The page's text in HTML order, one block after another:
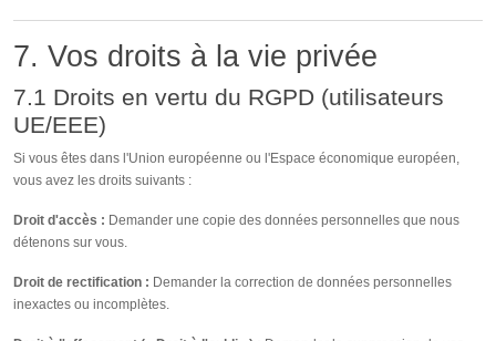
7. Vos droits à la vie privée
7.1 Droits en vertu du RGPD (utilisateurs
UE/EEE)
Si vous êtes dans l'Union européenne ou l'Espace économique européen,
vous avez les droits suivants :
Droit d'accès : Demander une copie des données personnelles que nous
détenons sur vous.
Droit de rectification : Demander la correction de données personnelles
inexactes ou incomplètes.